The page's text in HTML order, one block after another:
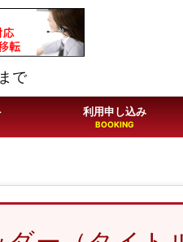
で
利用申し込み